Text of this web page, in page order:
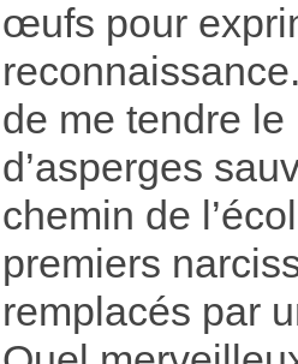
œufs pour
de me tendre
d’asperges
chemin de
premiers
remplacés par